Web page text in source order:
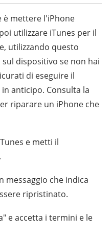
è mettere l'iPhone
utilizzare iTunes per il
utilizzando questo
dispositivo se non hai
di eseguire il
anticipo. Consulta la
riparare un iPhone che
e metti il
messaggio che indica
ripristinato.
e accetta i termini e le